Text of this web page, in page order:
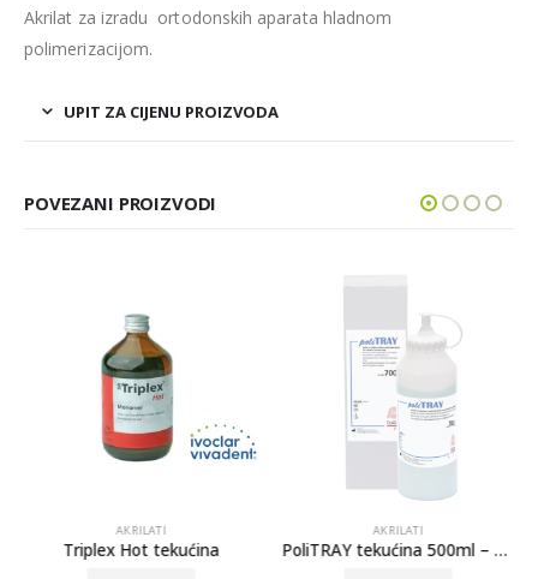
Akrilat za izradu ortodonskih aparata hladnom
polimerizacijom.
UPIT ZA CIJENU PROIZVODA
POVEZANI PROIZVODI
AKRILATI
Triplex Hot tekućina
AKRILATI
PoliTRAY tekućina 500ml – Polident